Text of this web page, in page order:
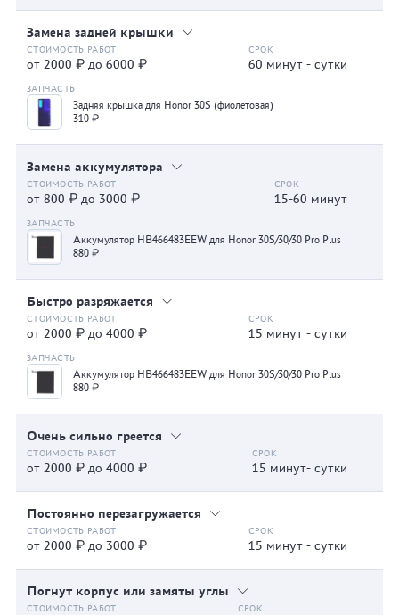
Замена задней крышки
от 2000 ₽ до 6000 ₽ 60 минут - сутки
Задняя крышка для Honor 30S (фиолетовая)
310 ₽
Замена аккумулятора
от 800 ₽ до 3000 ₽ 15-60 минут
Аккумулятор HB466483EEW для Honor 30S/30/30 Pro Plus
880 ₽
Быстро разряжается
от 2000 ₽ до 4000 ₽ 15 минут - сутки
Аккумулятор HB466483EEW для Honor 30S/30/30 Pro Plus
880 ₽
Очень сильно греется
от 2000 ₽ до 4000 ₽ 15 минут- сутки
Постоянно перезагружается
от 2000 ₽ до 3000 ₽ 15 минут - сутки
Погнут корпус или замяты углы